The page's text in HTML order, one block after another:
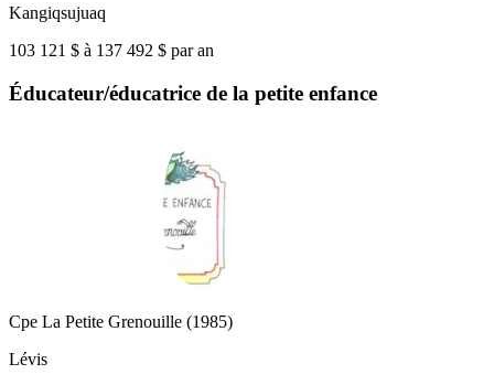
Kangiqsujuaq
103 121 $ à 137 492 $ par an
Éducateur/éducatrice de la petite enfance
Cpe La Petite Grenouille (1985)
Lévis